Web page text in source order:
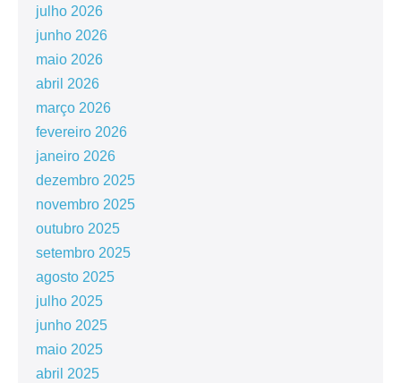
julho 2026
junho 2026
maio 2026
abril 2026
março 2026
fevereiro 2026
janeiro 2026
dezembro 2025
novembro 2025
outubro 2025
setembro 2025
agosto 2025
julho 2025
junho 2025
maio 2025
abril 2025